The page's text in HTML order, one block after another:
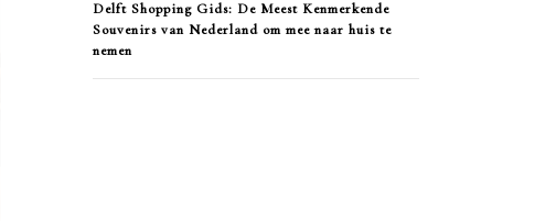
Delft Shopping Gids: De Meest Kenmerkende
Souvenirs van Nederland om mee naar huis te
nemen